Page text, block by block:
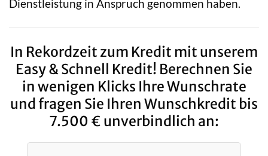
Dienstleistung in Anspruch genommen haben.
In Rekordzeit zum Kredit mit unserem
Easy & Schnell Kredit! Berechnen Sie
in wenigen Klicks Ihre Wunschrate
und fragen Sie Ihren Wunschkredit bis
7.500 € unverbindlich an: